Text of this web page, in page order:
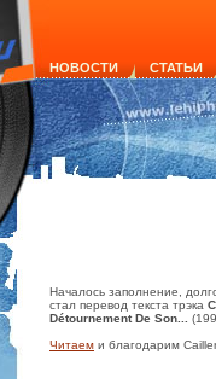
НОВОСТИ СТАТЬИ
Началось заполнение,
стал перевод текста трэка
Détournement De Son...
Читаем и благодарим